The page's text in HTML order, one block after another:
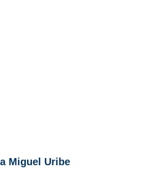
Miguel Uribe